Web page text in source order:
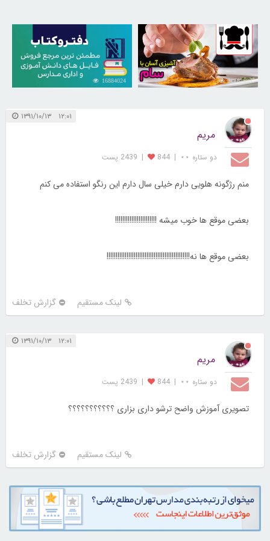
30262639
16884024
۱۲:۰۱ ۱۳۹۱/۱۰/۱۳
مریم
دو ستاره ⋆⋆ |
844
| 2439 پست
منم رژگونه هلویی دارم خیلی سال دارم این رنگو استفاده می کنم
بعضی موقع ها خوب میشه !!!!!!!!!!!!!!!!!!!!!!!
بعضی موقع ها نه!!!!!!!!!!!!!!!!!!!!!!!!!!!!!!!!!!!!!!!!!!!!!!
لینک مستقیم گزارش تخلف
۱۲:۰۱ ۱۳۹۱/۱۰/۱۳
مریم
دو ستاره ⋆⋆ |
844
| 2439 پست
تصویری آموزش واضح ترشو داری بزاری ؟؟؟؟؟؟؟؟؟؟؟
لینک مستقیم گزارش تخلف